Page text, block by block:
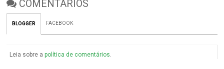
COMENTÁRIOS
BLOGGER FACEBOOK
Leia sobre apolítica de comentários.